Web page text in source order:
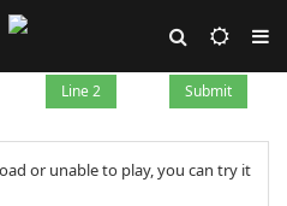
Line 2 Submit
or unable to play, you can try it